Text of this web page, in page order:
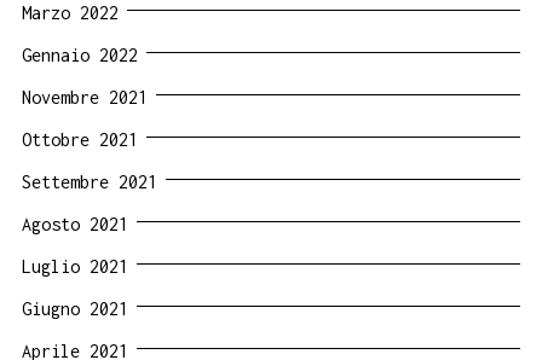
Marzo 2022
Gennaio 2022
Novembre 2021
Ottobre 2021
Settembre 2021
Agosto 2021
Luglio 2021
Giugno 2021
Aprile 2021